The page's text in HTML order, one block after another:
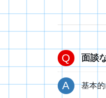
面談
基本